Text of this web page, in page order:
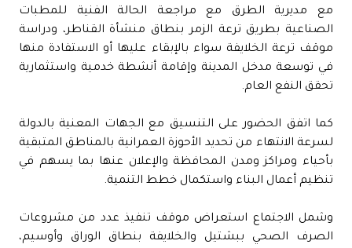
مع مديرية الطرق مع مراجعة الحالة الفنية للمطبات
الصناعية بطريق ترعة الزمر بنطاق منشأة القناطر، ودراسة
موقف ترعة الخلايفة سواء بالإبقاء عليها أو الاستفادة منها
في توسعة مدخل المدينة وإقامة أنشطة خدمية واستثمارية
تحقق النفع العام.
كما اتفق الحضور على التنسيق مع الجهات المعنية بالدولة
لسرعة الانتهاء من تحديد الأحوزة العمرانية بالمناطق المتبقية
بأحياء ومراكز ومدن المحافظة والإعلان عنها بما يسهم في
تنظيم أعمال البناء واستكمال خطط التنمية.
وشمل الاجتماع استعراض موقف تنفيذ عدد من مشروعات
الصرف الصحي ببشتيل والخلايفة بنطاق الوراق وأوسيم،